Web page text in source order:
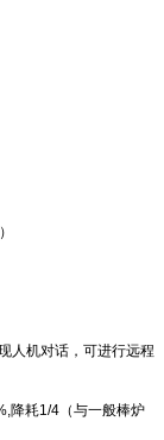
人机对话，可进行远程
降耗1/4（与一般棒炉